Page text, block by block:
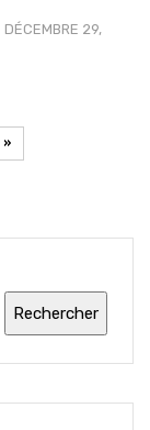
DÉCEMBRE 29,
»
Rechercher